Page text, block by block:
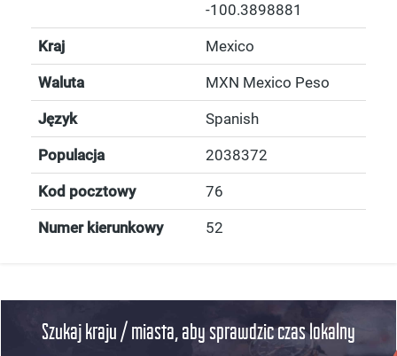
-100.3898881
Kraj Mexico
Waluta MXN Mexico Peso
Język Spanish
Populacja 2038372
Kod pocztowy 76
Numer kierunkowy 52
Szukaj kraju / miasta, aby sprawdzic czas lokalny